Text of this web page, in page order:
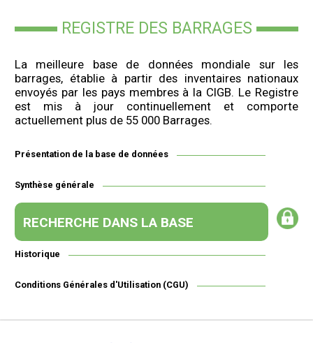
REGISTRE DES BARRAGES
La meilleure base de données mondiale sur les
barrages, établie à partir des inventaires nationaux
envoyés par les pays membres à la CIGB. Le Registre
est mis à jour continuellement et comporte
actuellement plus de 55 000 Barrages.
Présentation de la base de données
Synthèse générale
RECHERCHE DANS LA BASE
Historique
Conditions Générales d'Utilisation (CGU)